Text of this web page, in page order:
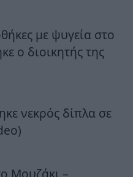
με ψυγεία στο
ο διοικητής της
νεκρός δίπλα σε